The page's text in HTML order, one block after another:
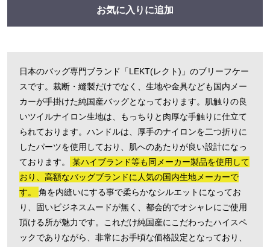
お気に入りに追加
日本のバッグ専門ブランド「LEKT(レクト)」のブリーフケー
スです。裁断・縫製だけでなく、生地や金具なども国内メー
カーが手掛けた純国産バッグとなっております。肌触りの良
いツイルナイロン生地は、もっちりと肉厚な手触りに仕立て
られております。ハンドルは、厚手のナイロンを二つ折りに
したパーツを使用しており、肌へのあたりが良い設計になっ
ております。
某ハイブランド等も同メーカー製品を使用して
おり、高額なバッグブランドに人気の国内生地メーカーで
す。
角を内縫いにする事で柔らかなシルエットになってお
り、固いビジネスムードが無く、都会的でオシャレにご使用
頂ける所が魅力です。これだけ純国産にこだわったハイスペ
ックでありながら、非常にお手頃な価格設定となっており、